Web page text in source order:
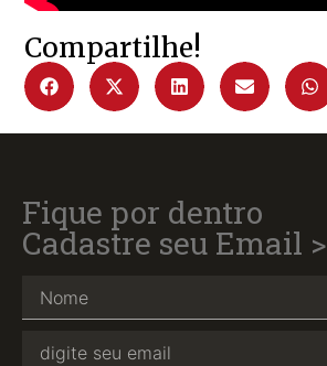
Compartilhe!
Fique por dentro
Cadastre seu Email >